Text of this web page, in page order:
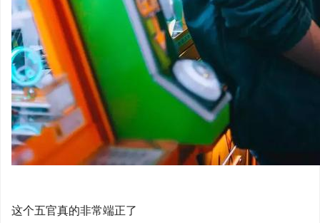
这个五官真的非常端正了